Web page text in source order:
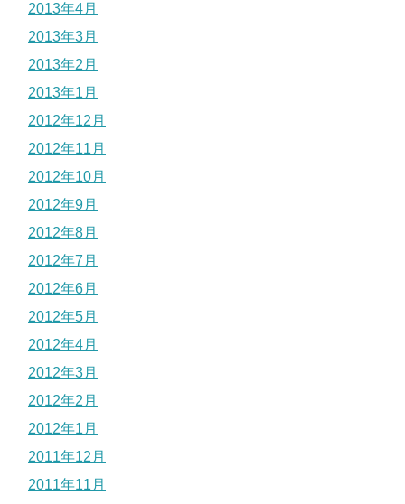
2013年4月
2013年3月
2013年2月
2013年1月
2012年12月
2012年11月
2012年10月
2012年9月
2012年8月
2012年7月
2012年6月
2012年5月
2012年4月
2012年3月
2012年2月
2012年1月
2011年12月
2011年11月